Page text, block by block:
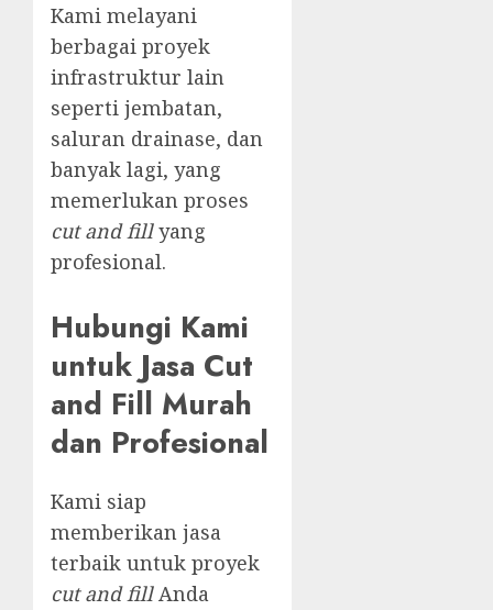
Kami melayani
berbagai proyek
infrastruktur lain
seperti jembatan,
saluran drainase, dan
banyak lagi, yang
memerlukan proses
cut and fillyang
profesional.
Hubungi Kami
untuk Jasa Cut
and Fill Murah
dan Profesional
Kami siap
memberikan jasa
terbaik untuk proyek
cut and fillAnda